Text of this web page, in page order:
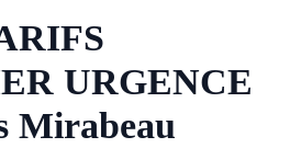
URGENCE
Mirabeau